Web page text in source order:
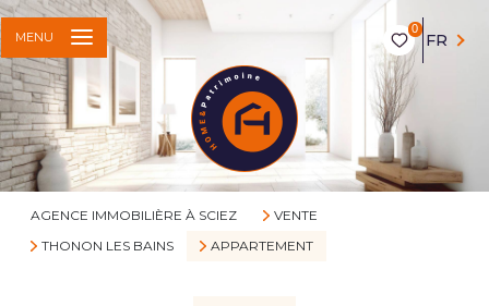
0
FR
MENU
AGENCE IMMOBILIÈRE À SCIEZ
VENTE
THONON LES BAINS
APPARTEMENT